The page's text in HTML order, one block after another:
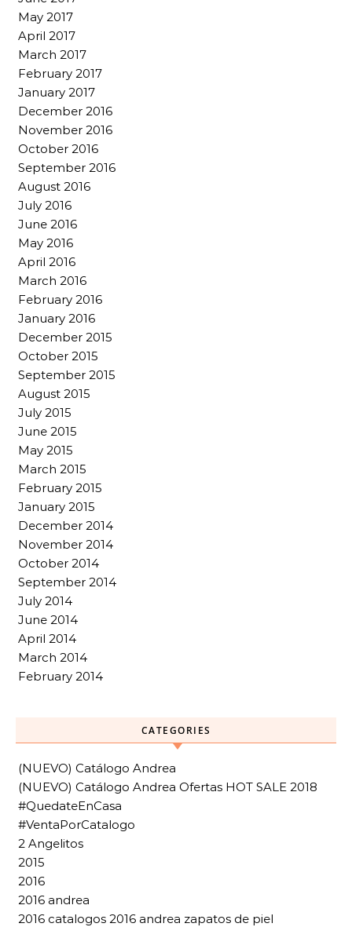
May 2017
April 2017
March 2017
February 2017
January 2017
December 2016
November 2016
October 2016
September 2016
August 2016
July 2016
June 2016
May 2016
April 2016
March 2016
February 2016
January 2016
December 2015
October 2015
September 2015
August 2015
July 2015
June 2015
May 2015
March 2015
February 2015
January 2015
December 2014
November 2014
October 2014
September 2014
July 2014
June 2014
April 2014
March 2014
February 2014
CATEGORIES
(NUEVO) Catálogo Andrea
(NUEVO) Catálogo Andrea Ofertas HOT SALE 2018
#QuedateEnCasa
#VentaPorCatalogo
2 Angelitos
2015
2016
2016 andrea
2016 catalogos 2016 andrea zapatos de piel